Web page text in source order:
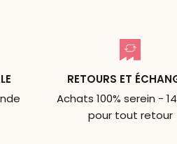
RETOURS ET
Achats 100% serein -
pour tout retour